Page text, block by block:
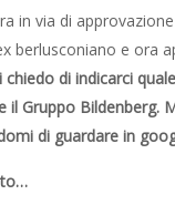
in via di
berlusconiano e ora
di indicarci
il Gruppo Bildenberg.
di guardare in